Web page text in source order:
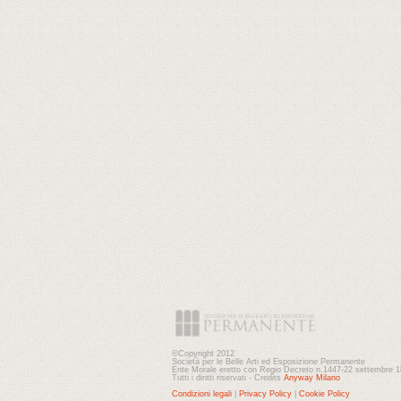
©Copyright 2012
Società per le Belle Arti ed Esposizione Permanente
Ente Morale eretto con Regio Decreto n.1447-22 settembre
Tutti i diritti riservati - Credits Anyway Milano
Condizioni legali
Privacy Policy Cookie Policy